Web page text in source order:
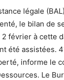
légale
le bilan de
février à cette
été assistées.
informe le
Le